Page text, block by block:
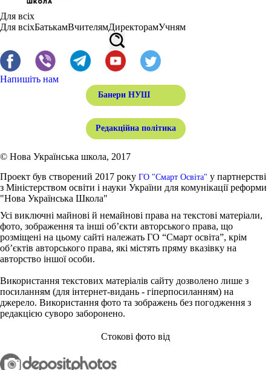
Для всіх
Для всіхБатькамВчителямДиректорамУчням
Напишіть нам
Банери НУШ
Редакційна політика
© Нова Українська школа, 2017
Проект був створений 2017 року ГО "Смарт Освіта" у партнерстві
з Міністерством освіти і науки України для комунікації реформи
"Нова Українська Школа"
Усі виключні майнові й немайнові права на текстові матеріали,
фото, зображення та інші об’єкти авторського права, що
розміщені на цьому сайті належать ГО “Смарт освіта”, крім
об’єктів авторського права, які містять пряму вказівку на
авторство іншої особи.
Використання текстових матеріалів сайту дозволено лише з
посиланням (для інтернет-видань - гіперпосиланням) на
джерело. Використання фото та зображень без погодження з
редакцією суворо заборонено.
Стокові фото від